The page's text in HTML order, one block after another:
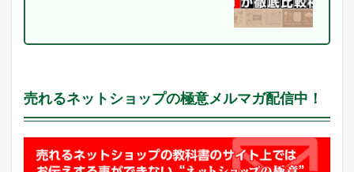
売れるネットショップの極意メルマガ配信中！